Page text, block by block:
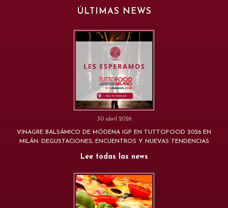
ÚLTIMAS NEWS
30 abril 2026
VINAGRE BALSÁMICO DE MÓDENA IGP EN TUTTOFOOD 2026 EN
MILÁN: DEGUSTACIONES, ENCUENTROS Y NUEVAS TENDENCIAS
Lee todas las news